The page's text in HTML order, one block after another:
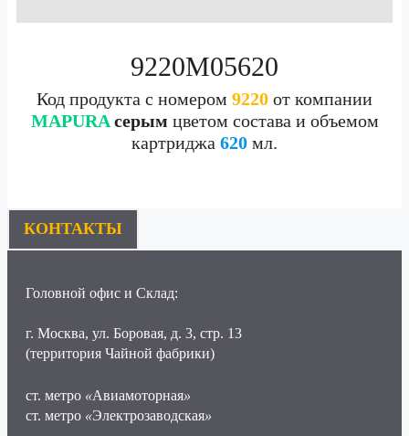
9220M05620
Код продукта с номером 9220 от компании
MAPURAсерым цветом состава и объемом
картриджа 620 мл.
КОНТАКТЫ
Головной офис и Склад:
г. Москва, ул. Боровая, д. 3, стр. 13
(территория Чайной фабрики)
ст. метро «Авиамоторная»
ст. метро «Электрозаводская»